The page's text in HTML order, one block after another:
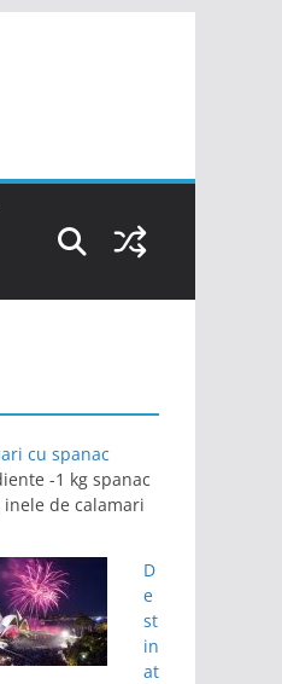
cu spanac
-1 kg spanac
inele de calamari
D
e
st
in
at